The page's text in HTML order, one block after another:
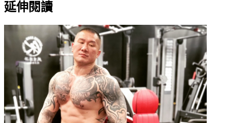
延伸閱讀